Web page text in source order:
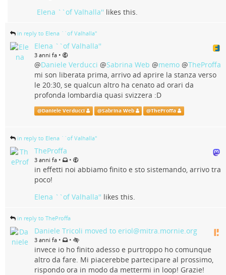
Elena ``of Valhalla'' likes this.
in reply to Elena ``of Valhalla''
Elena ``of Valhalla''
3 anni fa •
@Daniele Verducci @Sabrina Web @memo @TheProffa
mi son liberata prima, arrivo ad aprire la stanza verso
le 20:30, se qualcun altro ha cenato ad orari da
profonda lombardia quasi svizzera :D
@Daniele Verducci @Sabrina Web @TheProffa
in reply to Elena ``of Valhalla''
TheProffa
3 anni fa • •
in effetti noi abbiamo finito e sto sistemando, arrivo tra
poco!
Elena ``of Valhalla'' likes this.
in reply to TheProffa
Daniele Tricoli moved to eriol@mitra.mornie.org
3 anni fa • •
invece io ho finito adesso e purtroppo ho comunque
altro da fare. Mi piacerebbe partecipare al prossimo,
rispondo ora in modo da mettermi in loop! Grazie!